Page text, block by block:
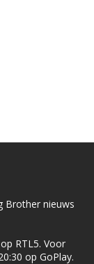
Brother nieuws
RTL5. Voor
op GoPlay.